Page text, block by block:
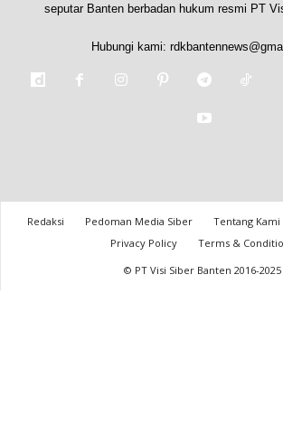
seputar Banten berbadan hukum resmi PT
Hubungi kami:
Redaksi Pedoman Media Siber Tentang Kami
Privacy Policy
Terms &
© PT Visi Siber Banten 2016-2025